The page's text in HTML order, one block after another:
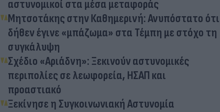
αστυνομικοί στα μέσα μεταφοράς
Μητσοτάκης στην Καθημερινή: Ανυπόστατο ότι
δήθεν έγινε «μπάζωμα» στα Τέμπη με στόχο τη
συγκάλυψη
Σχέδιο «Αριάδνη»: Ξεκινούν αστυνομικές
περιπολίες σε λεωφορεία, ΗΣΑΠ και
προαστιακό
Ξεκίνησε η Συγκοινωνιακή Αστυνομία